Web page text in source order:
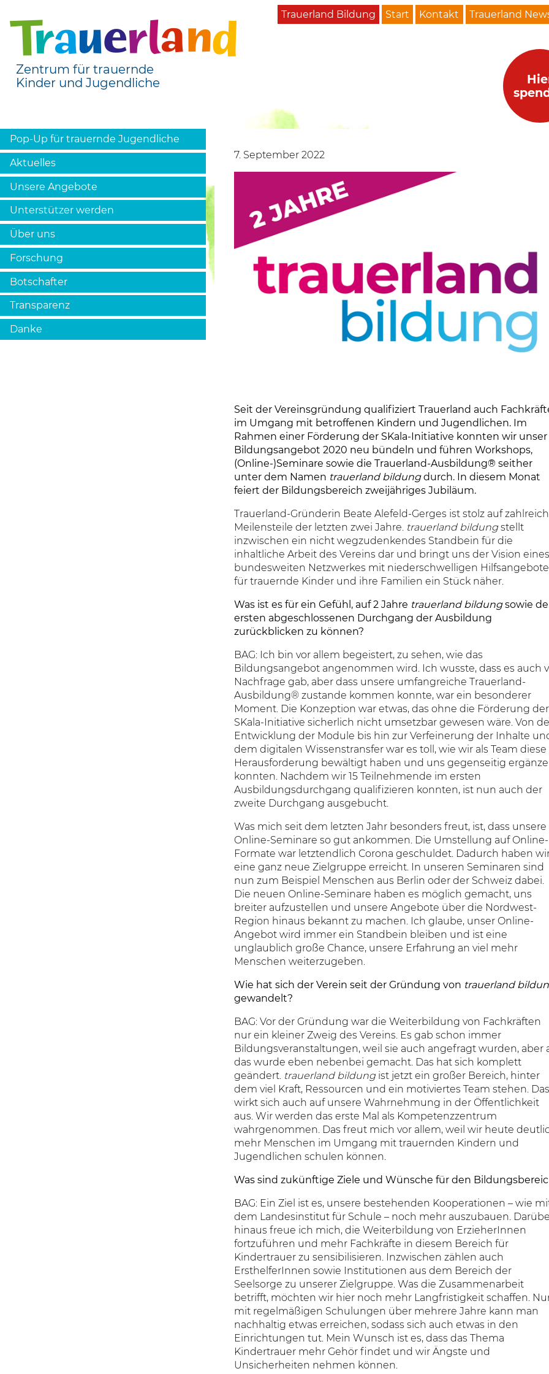
Zentrum für trauernde
Kinder und Jugendliche
Pop-Up für trauernde Jugendliche
Aktuelles
Unsere Angebote
Unterstützer werden
Über uns
Forschung
Botschafter
Transparenz
Danke
Trauerland Bildung Start Kontakt Trauerland
7. September 2022
Seit der Vereinsgründung qualifiziert Trauerland auch
im Umgang mit betroffenen Kindern und Jugendlichen. Im
Rahmen einer Förderung der SKala-Initiative konnten wir unser
Bildungsangebot 2020 neu bündeln und führen Workshops,
(Online-)Seminare sowie die Trauerland-Ausbildung® seither
unter dem Namen trauerland bildungdurch. In diesem Monat
feiert der Bildungsbereich zweijähriges Jubiläum.
Trauerland-Gründerin Beate Alefeld-Gerges ist stolz auf
Meilensteile der letzten zwei Jahre. trauerland bildungstellt
inzwischen ein nicht wegzudenkendes Standbein für die
inhaltliche Arbeit des Vereins dar und bringt uns der Vision eines
bundesweiten Netzwerkes mit niederschwelligen
für trauernde Kinder und ihre Familien ein Stück näher.
Was ist es für ein Gefühl, auf 2 Jahre trauerland bildungsowie
ersten abgeschlossenen Durchgang der Ausbildung
zurückblicken zu können?
BAG: Ich bin vor allem begeistert, zu sehen, wie das
Bildungsangebot angenommen wird. Ich wusste, dass es auch
Nachfrage gab, aber dass unsere umfangreiche Trauerland-
Ausbildung® zustande kommen konnte, war ein besonderer
Moment. Die Konzeption war etwas, das ohne die Förderung der
SKala-Initiative sicherlich nicht umsetzbar gewesen wäre. Von
Entwicklung der Module bis hin zur Verfeinerung der Inhalte
dem digitalen Wissenstransfer war es toll, wie wir als Team diese
Herausforderung bewältigt haben und uns gegenseitig
konnten. Nachdem wir 15 Teilnehmende im ersten
Ausbildungsdurchgang qualifizieren konnten, ist nun auch der
zweite Durchgang ausgebucht.
Was mich seit dem letzten Jahr besonders freut, ist, dass unsere
Online-Seminare so gut ankommen. Die Umstellung auf Online-
Formate war letztendlich Corona geschuldet. Dadurch haben
eine ganz neue Zielgruppe erreicht. In unseren Seminaren sind
nun zum Beispiel Menschen aus Berlin oder der Schweiz dabei.
Die neuen Online-Seminare haben es möglich gemacht, uns
breiter aufzustellen und unsere Angebote über die Nordwest-
Region hinaus bekannt zu machen. Ich glaube, unser Online-
Angebot wird immer ein Standbein bleiben und ist eine
unglaublich große Chance, unsere Erfahrung an viel mehr
Menschen weiterzugeben.
Wie hat sich der Verein seit der Gründung von trauerland
gewandelt?
BAG: Vor der Gründung war die Weiterbildung von Fachkräften
nur ein kleiner Zweig des Vereins. Es gab schon immer
Bildungsveranstaltungen, weil sie auch angefragt wurden, aber
das wurde eben nebenbei gemacht. Das hat sich komplett
geändert. trauerland bildungist jetzt ein großer Bereich, hinter
dem viel Kraft, Ressourcen und ein motiviertes Team stehen. Das
wirkt sich auch auf unsere Wahrnehmung in der Öffentlichkeit
aus. Wir werden das erste Mal als Kompetenzzentrum
wahrgenommen. Das freut mich vor allem, weil wir heute
mehr Menschen im Umgang mit trauernden Kindern und
Jugendlichen schulen können.
Was sind zukünftige Ziele und Wünsche für den
BAG: Ein Ziel ist es, unsere bestehenden Kooperationen – wie
dem Landesinstitut für Schule – noch mehr auszubauen.
hinaus freue ich mich, die Weiterbildung von ErzieherInnen
fortzuführen und mehr Fachkräfte in diesem Bereich für
Kindertrauer zu sensibilisieren. Inzwischen zählen auch
ErsthelferInnen sowie Institutionen aus dem Bereich der
Seelsorge zu unserer Zielgruppe. Was die Zusammenarbeit
betrifft, möchten wir hier noch mehr Langfristigkeit schaffen.
mit regelmäßigen Schulungen über mehrere Jahre kann man
nachhaltig etwas erreichen, sodass sich auch etwas in den
Einrichtungen tut. Mein Wunsch ist es, dass das Thema
Kindertrauer mehr Gehör findet und wir Ängste und
Unsicherheiten nehmen können.